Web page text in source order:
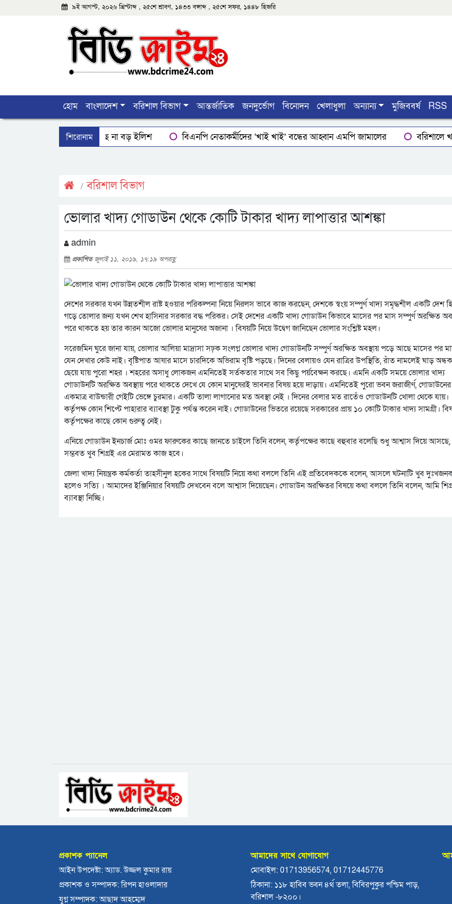
৯ই আগস্ট, ২০২৬ খ্রিস্টাব্দ , ২৫শে শ্রাবণ, ১৪৩৩ বঙ্গাব্দ , ২৫শে সফর, ১৪৪৮ হিজরি
হোম বাংলাদেশ বরিশাল বিভাগ আন্তর্জাতিক জনদুর্ভোগ বিনোদন খেলাধুলা অন্যান্য মুজিববর্ষ RSS
শিরোনাম
বরিশালে মিলছে না বড় ইলিশ বিএনপি নেতাকর্মীদের ‘খাই খাই’ বন্ধের আহ্বান এমপি জামালের বরিশালে
বরিশাল বিভাগ
ভোলার খাদ্য গোডাউন থেকে কোটি টাকার খাদ্য লাপাত্তার আশঙ্কা
admin
প্রকাশিতজুলাই ১১, ২০১৯, ১৭:১৯ অপরাহ্ণ
দেশের সরকার যখন উন্নতশীল রাষ্ট হওয়ার পরিকল্পনা নিয়ে নিরলস ভাবে কাজ করছেন, দেশকে স্বংয় সম্পুর্ণ খাদ্য সমৃদ্ধশীল একটি দেশ
গড়ে তোলার জন্য যখন শেখ হাসিনার সরকার বদ্ধ পরিকর। সেই দেশের একটি খাদ্য গোডাউন কিভাবে মাসের পর মাস সম্পুর্ণ অরক্ষিত
পরে থাকতে হয় তার কারন আজো ভোলার মানুষের অজানা । বিষয়টি নিয়ে উদ্বেগ জানিছেন ভোলার সংশ্লিষ্ট মহল।
সরেজমিন ঘুরে জানা যায়, ভোলার আলিয়া মাদ্রাসা সঢ়ক সংলগ্ন ভোলার খাদ্য গোডাউনটি সম্পুর্ণ অরক্ষিত অবস্থায় পড়ে আছে মাসের পর
যেন দেখার কেউ নাই। বৃষ্টিপাত আষার মাসে চারদিকে অভিরাম বৃষ্টি পড়ছে। দিনের বেলায়ও যেন রাত্রির উপস্থিতি, রাঁত নামলেই ঘাড়
ছেয়ে যায় পুরো শহর । শহরের অসাধু লোকজন এমনিতেই সর্তকতার সাথে সব কিছু পর্য়বেক্ষন করছে। এমনি একটি সময়ে ভোলার খাদ্য
গোডাউনটি অরক্ষিত অবস্থায় পরে থাকতে দেখে যে কোন মানুষেরই ভাবনার বিষয় হয়ে দাড়ায়। এমনিতেই পুরো ভবন জরাজীর্ণ, গোডাউনের
একমাত্র বাউন্ডারী গেইটি ভেঙ্গে চুরমার। একটি তালা লাগানোর মত অবস্থা নেই । দিনের বেলার মত রাতেঁও গোডাউনটি খোলা থেকে যায়।
কর্তৃপক্ষ কোন শিপ্টে পাহারার ব্যাবস্থা টুকু পর্যন্ত করেন নাই। গোডাউনের ভিতরে রয়েছে সরকারের প্রায় ১০ কোটি টাকার খাদ্য সামগ্রী।
কর্তৃপক্ষের কাছে কোন গুরুত্ব নেই।
এনিয়ে গোডাউন ইনচার্জ মোঃ ওমর ফারুকের কাছে জানতে চাইলে তিনি বলেন, কর্তৃপক্ষের কাছে বহুবার বলেছি শুধু আশ্বাস দিয়ে আসছে,
সম্ভবত খুব শিগ্রই এর মেরামত কাজ হবে।
জেলা খাদ্য নিয়ন্ত্রক কর্মকর্তা তাহসীনুল হকের সাথে বিষয়টি নিয়ে কথা বললে তিনি এই প্রতিবেদককে বলেন, আসলে ঘটনাটি খুব
হলেও সত্যি । আমাদের ইঞ্জিনিয়ার বিষয়টি দেখবেন বলে আশ্বাস দিয়েছেন। গোডাউন অরক্ষিতর বিষয়ে কথা বললে তিনি বলেন, আমি
ব্যাবস্থা নিচ্ছি।
প্রকাশক প্যানেল
আইন উপদেষ্টা: অ্যাড. উজ্জল কুমার রায়
প্রকাশক ও সম্পাদক: রিপন হাওলাদার
যুগ্ন সম্পাদক: আছাদ আহম্মেদ
আমাদের সাথে যোগাযোগ
মোবাইল: 01713956574, 01712445776
ঠিকানা: ১১৮ হাবিব ভবন ৪র্থ তলা, বিবিরপুকুর পশ্চিম পাড়,
বরিশাল -৮২০০।